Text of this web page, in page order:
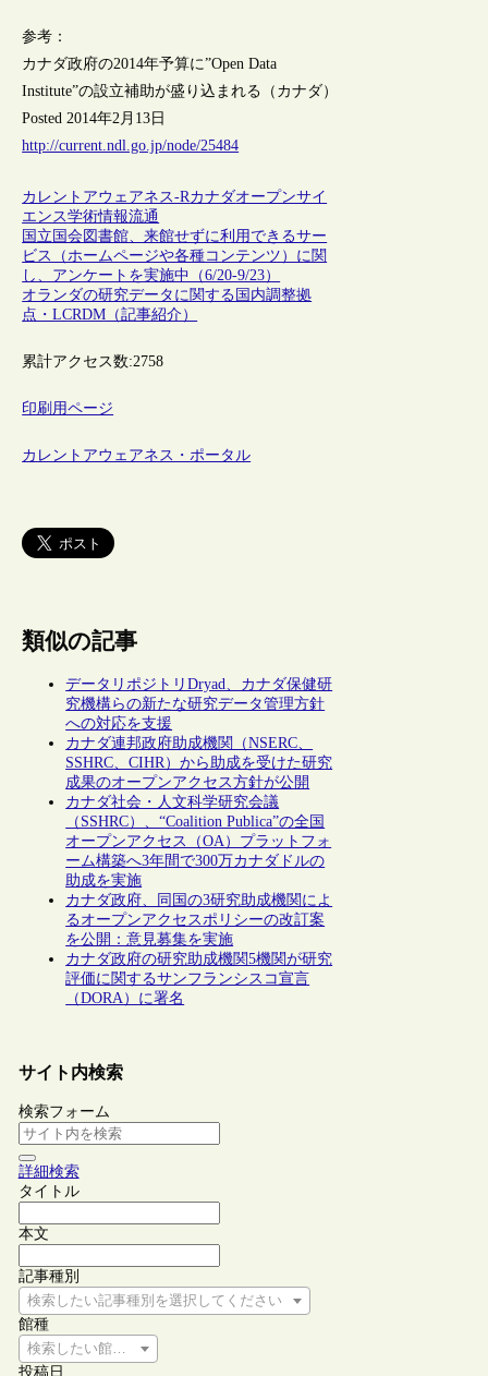
参考：
カナダ政府の2014年予算に”Open Data
Institute”の設立補助が盛り込まれる（カナダ）
Posted 2014年2月13日
http://current.ndl.go.jp/node/25484
カレントアウェアネス-Rカナダオープンサイ
エンス学術情報流通
国立国会図書館、来館せずに利用できるサー
ビス（ホームページや各種コンテンツ）に関
し、アンケートを実施中（6/20-9/23）
オランダの研究データに関する国内調整拠
点・LCRDM（記事紹介）
累計アクセス数:2758
印刷用ページ
カレントアウェアネス・ポータル
類似の記事
データリポジトリDryad、カナダ保健研
究機構らの新たな研究データ管理方針
への対応を支援
カナダ連邦政府助成機関（NSERC、
SSHRC、CIHR）から助成を受けた研究
成果のオープンアクセス方針が公開
カナダ社会・人文科学研究会議
（SSHRC）、“Coalition Publica”の全国
オープンアクセス（OA）プラットフォ
ーム構築へ3年間で300万カナダドルの
助成を実施
カナダ政府、同国の3研究助成機関によ
るオープンアクセスポリシーの改訂案
を公開：意見募集を実施
カナダ政府の研究助成機関5機関が研究
評価に関するサンフランシスコ宣言
（DORA）に署名
サイト内検索
検索フォーム
詳細検索
タイトル
本文
記事種別
検索したい記事種別を選択してください
館種
検索したい館種を選択してください
投稿日